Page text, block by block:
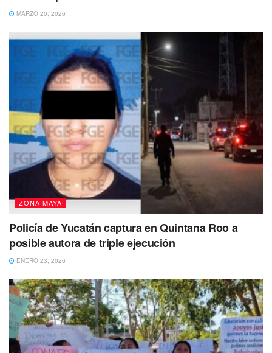
MARZO 20, 2026
ZONA MAYA
Policía de Yucatán captura en Quintana Roo a
posible autora de triple ejecución
ENERO 23, 2026